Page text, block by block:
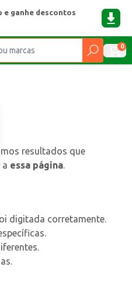
e ganhe descontos
0
resultados que
a essa página.
digitada corretamente.